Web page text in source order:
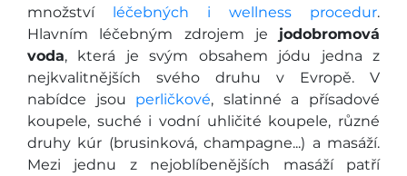
množství léčebných i wellness procedur.
Hlavním léčebným zdrojem je jodobromová
voda, která je svým obsahem jódu jedna z
nejkvalitnějších svého druhu v Evropě. V
nabídce jsou perličkové, slatinné a přísadové
koupele, suché i vodní uhličité koupele, různé
druhy kúr (brusinková, champagne...) a masáží.
Mezi jednu z nejoblíbenějších masáží patří